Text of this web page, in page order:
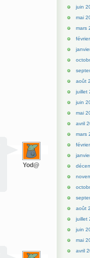
Yod@
juin
mai
mars
août
juillet
juin
mai
avril
mars
août
juillet
juin
mai
avril